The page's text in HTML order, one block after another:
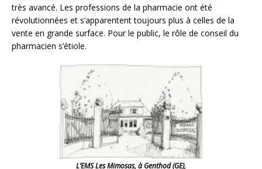
très avancé. Les professions de la pharmacie ont été
révolutionnées et s’apparentent toujours plus à celles de la
vente en grande surface. Pour le public, le rôle de conseil du
pharmacien s’étiole.
L’EMS Les Mimosas, à Genthod (GE),